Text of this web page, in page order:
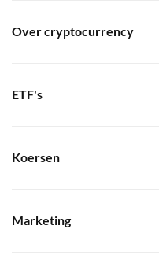
Over cryptocurrency
ETF's
Koersen
Marketing